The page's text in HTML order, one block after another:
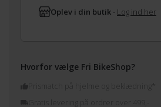
Oplev i din butik - Log ind her
Hvorfor vælge Fri BikeShop?
Prismatch på hjelme og beklædning*